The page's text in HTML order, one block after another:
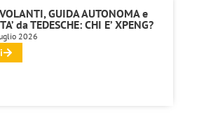
GUIDA AUTONOMA e
da TEDESCHE: CHI E’ XPENG?
2026